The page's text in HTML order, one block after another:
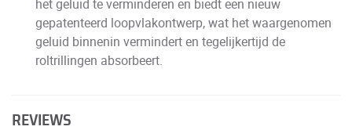
het geluid te verminderen en biedt een nieuw
gepatenteerd loopvlakontwerp, wat het waargenomen
geluid binnenin vermindert en tegelijkertijd de
roltrillingen absorbeert.
REVIEWS